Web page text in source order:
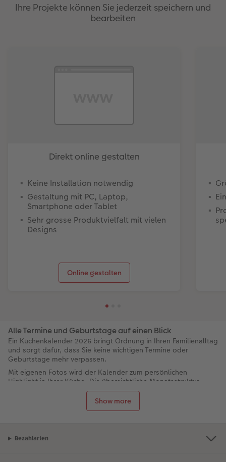
Ihre Projekte können Sie jederzeit speichern und
bearbeiten
Direkt online gestalten
Keine Installation notwendig
Gestaltung mit PC, Laptop,
Smartphone oder Tablet
Sehr grosse Produktvielfalt mit vielen
Designs
Online gestalten
Show more
Alle Termine und Geburtstage auf einen Blick
Ein Küchenkalender 2026 bringt Ordnung in Ihren Familienalltag
und sorgt dafür, dass Sie keine wichtigen Termine oder
Geburtstage mehr verpassen.
Mit eigenen Fotos wird der Kalender zum persönlichen
Highlight in Ihrer Küche. Die übersichtliche Monatsstruktur
bietet viel Platz für Termine, Notizen, Erinnerungen und natürlich
Gestalten Sie Ihren Küchenkalender online schnell und flexibel
Bezahlarten